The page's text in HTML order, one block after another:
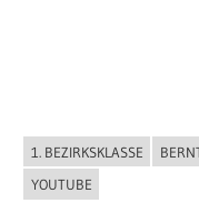
ALLGEMEIN
1. BEZIRKSKLASSE
YOUTUBE